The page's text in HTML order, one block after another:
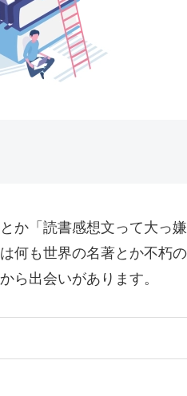
「読書感想文って大っ
何も世界の名著とか不朽
ら出会いがあります。